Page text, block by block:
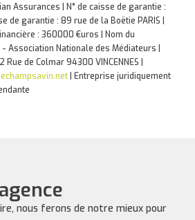
Assurances | N° de caisse de garantie :
de garantie : 89 rue de la Boëtie PARIS |
: 360000 €uros | Nom du
- Association Nationale des Médiateurs |
de Colmar 94300 VINCENNES |
Entreprise juridiquement
nous ferons de notre mieux pour